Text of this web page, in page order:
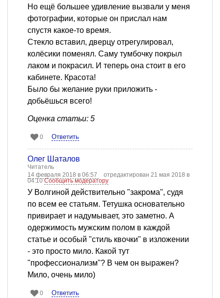
Но ещё большее удивление вызвали у меня
фотографии, которые он прислал нам
спустя какое-то время.
Стекло вставил, дверцу отрегулировал,
колёсики поменял. Саму тумбочку покрыл
лаком и покрасил. И теперь она стоит в его
кабинете. Красота!
Было бы желание руки приложить -
добьёшься всего!
Оценка статьи: 5
0 Ответить
Олег Шаталов
Читатель
14 февраля 2018 в 06:57
отредактирован 21 мая 2018 в
04:10Сообщить модератору
У Волгиной действительно "закрома", судя
по всем ее статьям. Тетушка основательно
привирает и надумывает, это заметно. А
одержимость мужским полом в каждой
статье и особый "стиль квочки" в изложении
- это просто мило. Какой тут
"профессионализм"? В чем он выражен?
Мило, очень мило)
0 Ответить